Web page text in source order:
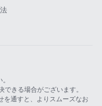
きる場合がございます。
を通すと、よりスムーズなお